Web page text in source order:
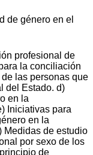
de género en el
profesional de
la conciliación
las personas que
del Estado. d)
en la
Iniciativas para
en la
Medidas de estudio
por sexo de los
de